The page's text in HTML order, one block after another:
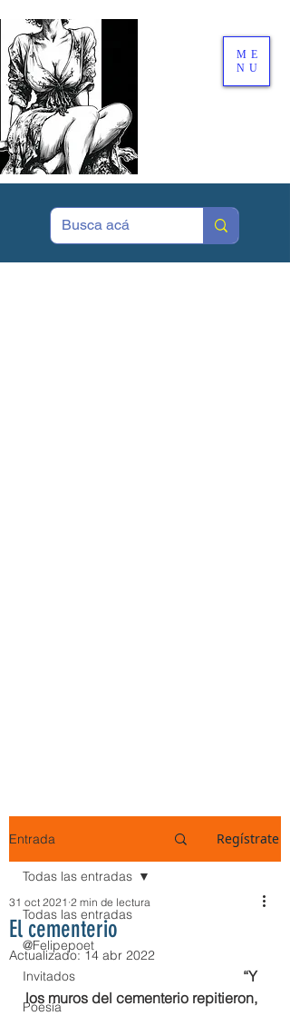
ME
NU
Entrada Regístrate
Todas las entradas
@Felipepoet
Invitados
Poesía
Todas las entradas
El cementerio
31 oct 2021 2 min de lectura
Actualizado:14 abr 2022
“Y
los muros del cementerio repitieron,